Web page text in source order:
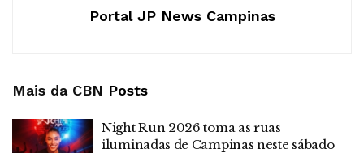
Portal JP News Campinas
Mais da CBN Posts
Night Run 2026 toma as ruas
iluminadas de Campinas neste sábado